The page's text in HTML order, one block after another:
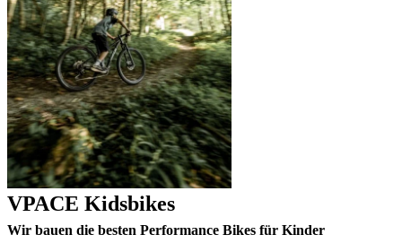
VPACE Kidsbikes
Wir bauen die besten Performance Bikes für Kinder